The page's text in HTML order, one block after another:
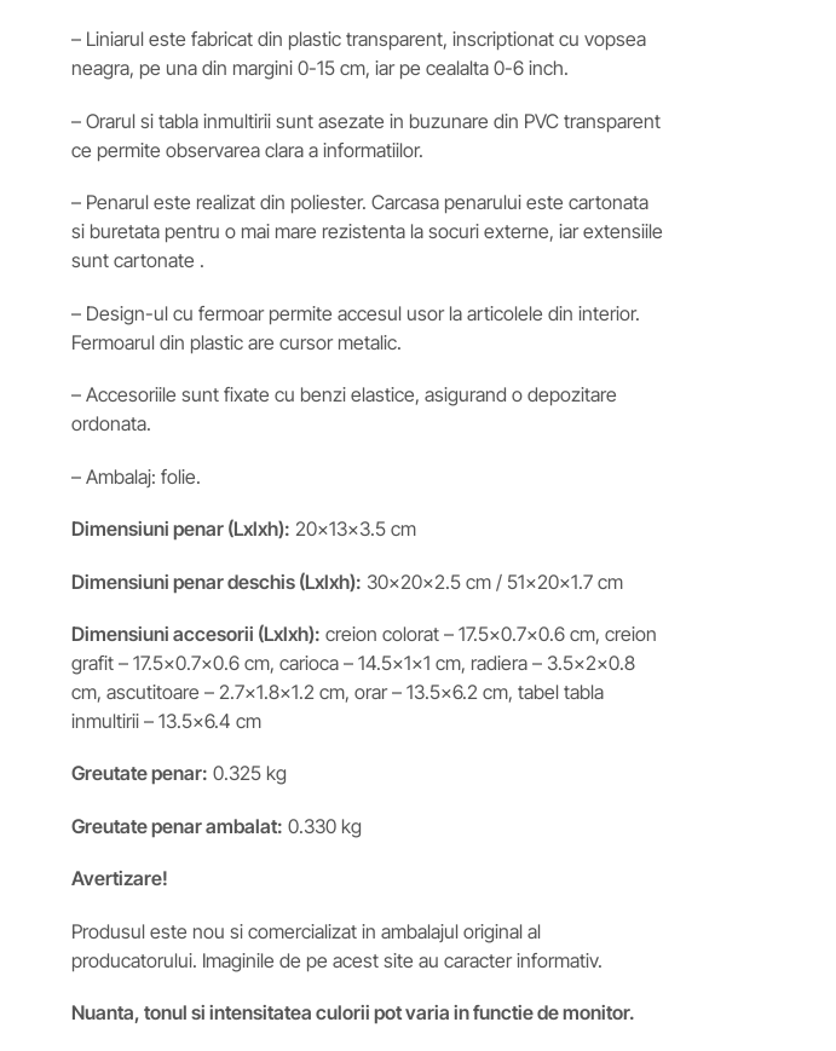
– Liniarul este fabricat din plastic transparent, inscriptionat cu vopsea
neagra, pe una din margini 0-15 cm, iar pe cealalta 0-6 inch.
– Orarul si tabla inmultirii sunt asezate in buzunare din PVC transparent
ce permite observarea clara a informatiilor.
– Penarul este realizat din poliester. Carcasa penarului este cartonata
si buretata pentru o mai mare rezistenta la socuri externe, iar extensiile
sunt cartonate .
– Design-ul cu fermoar permite accesul usor la articolele din interior.
Fermoarul din plastic are cursor metalic.
– Accesoriile sunt fixate cu benzi elastice, asigurand o depozitare
ordonata.
– Ambalaj: folie.
Dimensiuni penar (Lxlxh): 20x13x3.5 cm
Dimensiuni penar deschis (Lxlxh): 30x20x2.5 cm / 51x20x1.7 cm
Dimensiuni accesorii (Lxlxh): creion colorat – 17.5×0.7×0.6 cm, creion
grafit – 17.5×0.7×0.6 cm, carioca – 14.5x1x1 cm, radiera – 3.5x2x0.8
cm, ascutitoare – 2.7×1.8×1.2 cm, orar – 13.5×6.2 cm, tabel tabla
inmultirii – 13.5×6.4 cm
Greutate penar: 0.325 kg
Greutatepenarambalat: 0.330 kg
Avertizare!
Produsul este nou si comercializat in ambalajul original al
producatorului. Imaginile de pe acest site au caracter informativ.
Nuanta, tonul si intensitatea culorii pot varia in functie de monitor.